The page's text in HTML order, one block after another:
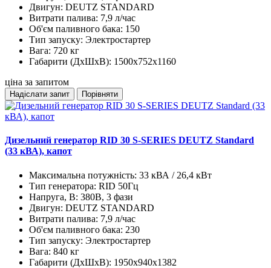
Двигун: DEUTZ STANDARD
Витрати палива: 7,9 л/час
Об'єм паливного бака: 150
Тип запуску: Электростартер
Вага: 720 кг
Габарити (ДхШхВ): 1500x752x1160
ціна за запитом
Надіслати запит Порівняти
Дизельний генератор RID 30 S-SERIES DEUTZ Standard
(33 кВА), капот
Максимальна потужність: 33 кВА / 26,4 кВт
Тип генератора: RID 50Гц
Напруга, В: 380В, 3 фази
Двигун: DEUTZ STANDARD
Витрати палива: 7,9 л/час
Об'єм паливного бака: 230
Тип запуску: Электростартер
Вага: 840 кг
Габарити (ДхШхВ): 1950x940x1382